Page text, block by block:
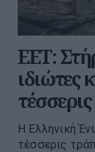
ΕΕΤ:
ιδιώτες
Η Ελληνική
τέσσερις